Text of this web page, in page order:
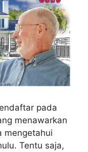
pada
menawarkan
mengetahui
Tentu saja,